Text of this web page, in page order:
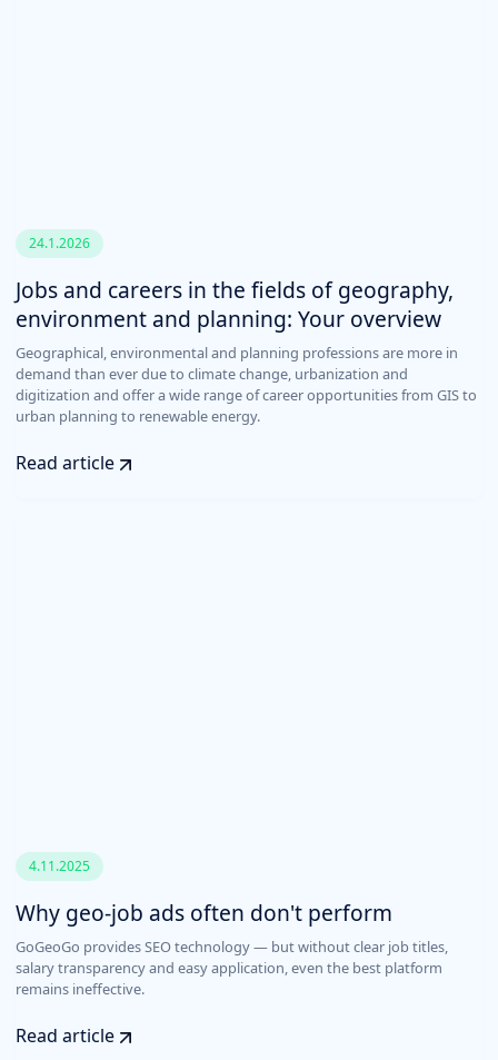
24.1.2026
Jobs and careers in the fields of geography,
environment and planning: Your overview
Geographical, environmental and planning professions are more in
demand than ever due to climate change, urbanization and
digitization and offer a wide range of career opportunities from GIS to
urban planning to renewable energy.
Read article
4.11.2025
Why geo-job ads often don't perform
GoGeoGo provides SEO technology — but without clear job titles,
salary transparency and easy application, even the best platform
remains ineffective.
Read article